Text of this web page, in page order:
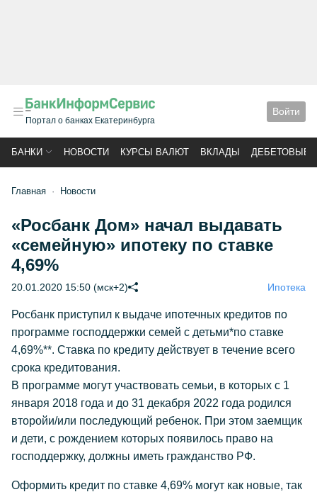
Портал о банках Екатеринбурга
Войти
БАНКИ НОВОСТИ КУРСЫ ВАЛЮТ ВКЛАДЫ ДЕБЕТОВЫЕ
Главная Новости
«Росбанк Дом» начал выдавать
«семейную» ипотеку по ставке
4,69%
20.01.2020 15:50 (мск+2) Ипотека
Росбанк приступил к выдаче ипотечных кредитов по
программе господдержки семей с детьми*по ставке
4,69%**. Ставка по кредиту действует в течение всего
срока кредитования.
В программе могут участвовать семьи, в которых с 1
января 2018 года и до 31 декабря 2022 года родился
второйи/или последующий ребенок. При этом заемщик
и дети, с рождением которых появилось право на
господдержку, должны иметь гражданство РФ.
Оформить кредит по ставке 4,69% могут как новые, так